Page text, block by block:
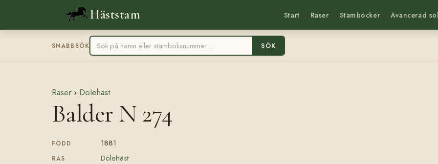
Häststam Start Raser Stamböcker Avancerad
SNABBSÖK SÖK
Raser › Dölehäst
Balder N 274
FÖDD 1881
RAS Dölehäst